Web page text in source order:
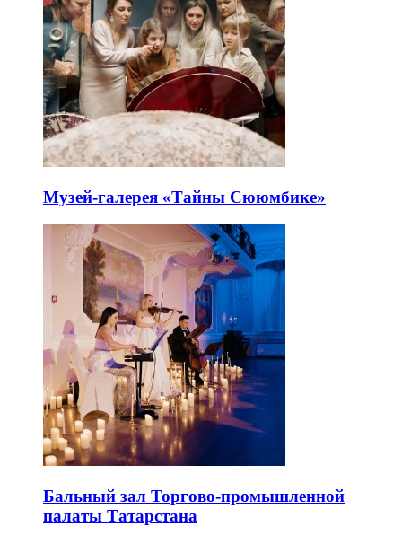
Музей-галерея «Тайны Сююмбике»
Бальный зал Торгово-промышленной
палаты Татарстана